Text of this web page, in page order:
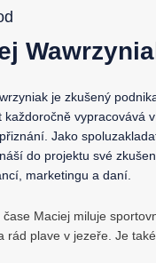
je zkušený
každoročně vypracovává
Jako
do projektu své
marketingu a daní.
čase Maciej miluje
rád plave v jezeře. Je